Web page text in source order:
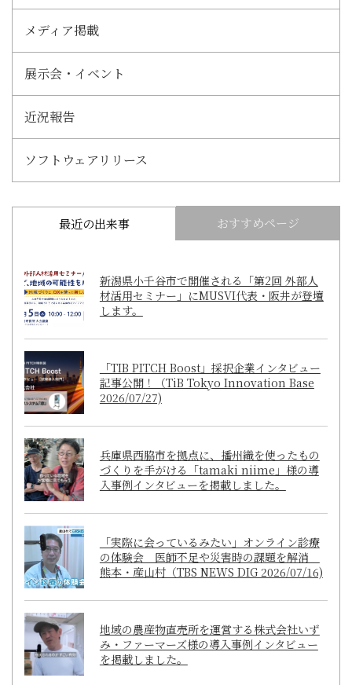
メディア掲載
展示会・イベント
近況報告
ソフトウェアリリース
最近の出来事 おすすめページ
新潟県小千谷市で開催される「第2回 外部人
材活用セミナー」にMUSVI代表・阪井が登壇
します。
「TIB PITCH Boost」採択企業インタビュー
記事公開！（TiB Tokyo Innovation Base
2026/07/27)
兵庫県西脇市を拠点に、播州織を使ったもの
づくりを手がける「tamaki niime」様の導
入事例インタビューを掲載しました。
「実際に会っているみたい」オンライン診療
の体験会 医師不足や災害時の課題を解消
熊本・産山村（TBS NEWS DIG 2026/07/16)
地域の農産物直売所を運営する株式会社いず
み・ファーマーズ様の導入事例インタビュー
を掲載しました。